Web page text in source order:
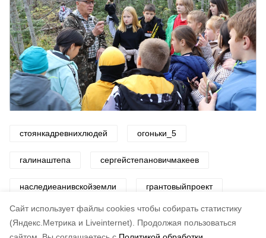
Cайт использует файлы cookies чтобы собирать статистику
(Яндекс.Метрика и Liveinternet).
Продолжая пользоваться
стоянкадревнихлюдей огоньки_5
галинаштепа сергейстепановичмакеев
наследиеанивскойземли грантовыйпроект
Авторы: Светлана Захарова